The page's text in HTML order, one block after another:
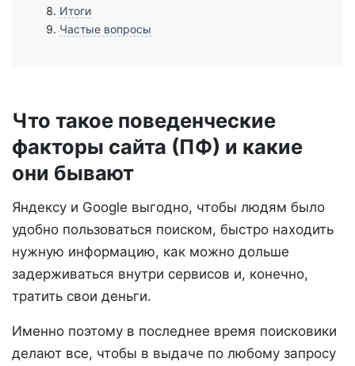
Итоги
Частые вопросы
Что такое поведенческие
факторы сайта (ПФ) и какие
они бывают
Яндексу и Google выгодно, чтобы людям было
удобно пользоваться поиском, быстро находить
нужную информацию, как можно дольше
задерживаться внутри сервисов и, конечно,
тратить свои деньги.
Именно поэтому в последнее время поисковики
делают все, чтобы в выдаче по любому запросу